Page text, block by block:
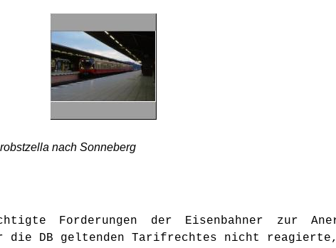
nach Sonneberg
Forderungen der Eisenbahner zur
die DB geltenden Tarifrechtes nicht